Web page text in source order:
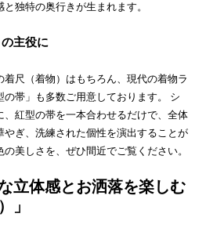
独特の奥行きが生まれます。
主役に
尺（着物）はもちろん、現代の着物ラ
帯」も多数ご用意しております。 シ
、紅型の帯を一本合わせるだけで、全体
やぎ、洗練された個性を演出することが
美しさを、ぜひ間近でご覧ください。
立体感とお洒落を楽しむ
」